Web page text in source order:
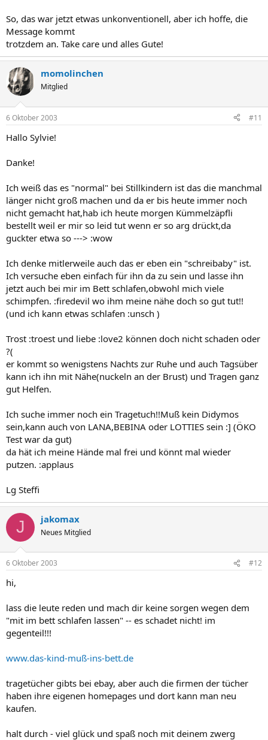
So, das war jetzt etwas unkonventionell, aber ich hoffe, die
Message kommt
trotzdem an. Take care und alles Gute!
momolinchen
Mitglied
6 Oktober 2003 #11
Hallo Sylvie!
Danke!
Ich weiß das es "normal" bei Stillkindern ist das die manchmal
länger nicht groß machen und da er bis heute immer noch
nicht gemacht hat,hab ich heute morgen Kümmelzäpfli
bestellt weil er mir so leid tut wenn er so arg drückt,da
guckter etwa so ---> :wow
Ich denke mitlerweile auch das er eben ein "schreibaby" ist.
Ich versuche eben einfach für ihn da zu sein und lasse ihn
jetzt auch bei mir im Bett schlafen,obwohl mich viele
schimpfen. :firedevil wo ihm meine nähe doch so gut tut!!
(und ich kann etwas schlafen :unsch )
Trost :troest und liebe :love2 können doch nicht schaden oder
?(
er kommt so wenigstens Nachts zur Ruhe und auch Tagsüber
kann ich ihn mit Nähe(nuckeln an der Brust) und Tragen ganz
gut Helfen.
Ich suche immer noch ein Tragetuch!!Muß kein Didymos
sein,kann auch von LANA,BEBINA oder LOTTIES sein :] (ÖKO
Test war da gut)
da hät ich meine Hände mal frei und könnt mal wieder
putzen. :applaus
Lg Steffi
J jakomax
Neues Mitglied
6 Oktober 2003 #12
hi,
lass die leute reden und mach dir keine sorgen wegen dem
"mit im bett schlafen lassen" -- es schadet nicht! im
gegenteil!!!
www.das-kind-muß-ins-bett.de
tragetücher gibts bei ebay, aber auch die firmen der tücher
haben ihre eigenen homepages und dort kann man neu
kaufen.
halt durch - viel glück und spaß noch mit deinem zwerg